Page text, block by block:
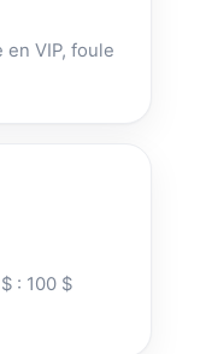
en VIP, foule
: 100 $